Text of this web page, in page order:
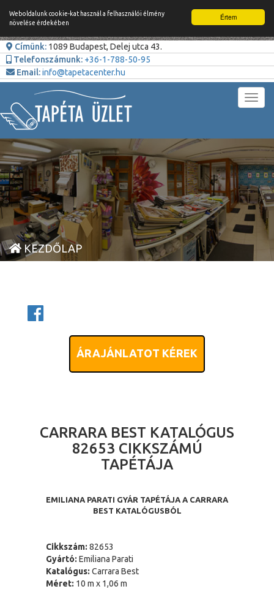
Értem
Weboldalunk cookie-kat használ a felhasználói élmény
növelése érdekében
Címünk: 1089 Budapest, Delej utca 43.
Telefonszámunk: +36-1-788-50-95
Email:info@tapetacenter.hu
KEZDŐLAP
ÁRAJÁNLATOT KÉREK
CARRARA BEST KATALÓGUS
82653 CIKKSZÁMÚ
TAPÉTÁJA
EMILIANA PARATI GYÁR TAPÉTÁJA A CARRARA
BEST KATALÓGUSBÓL
Cikkszám: 82653
Gyártó: Emiliana Parati
Katalógus: Carrara Best
Méret: 10 m x 1,06 m